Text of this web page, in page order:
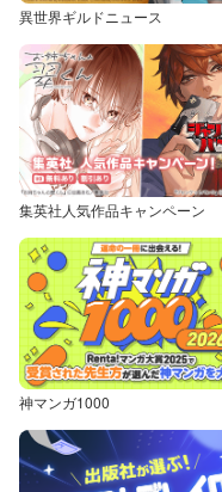
異世界ギルドニュース
集英社人気作品キャンペーン
神マンガ1000